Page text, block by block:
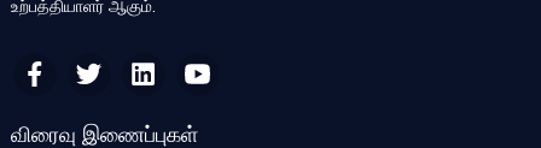
உற்பத்தியாளர் ஆகும்.
விரைவு இணைப்புகள்